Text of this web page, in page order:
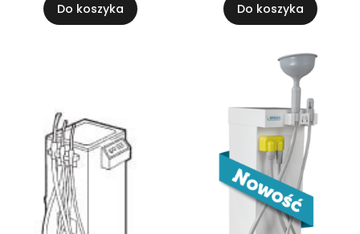
Do koszyka Do koszyka